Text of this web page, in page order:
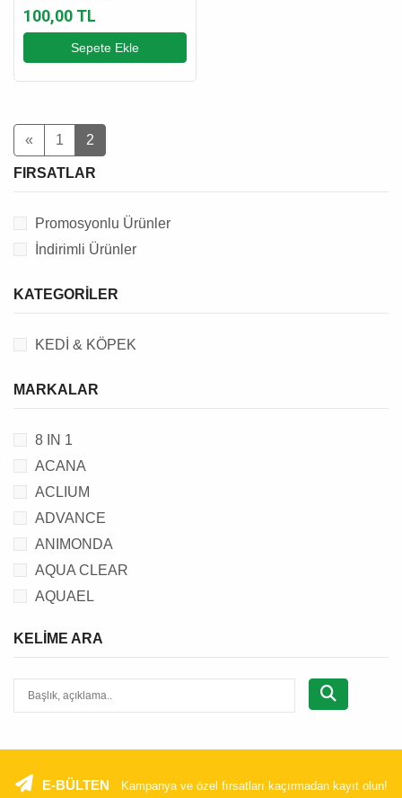
Mavi̇si̇
100,00 TL
Sepete Ekle
« 1 2
FIRSATLAR
Promosyonlu Ürünler
İndirimli Ürünler
KATEGORILER
KEDİ & KÖPEK
MARKALAR
8 IN 1
ACANA
ACLIUM
ADVANCE
ANIMONDA
AQUA CLEAR
AQUAEL
BEAPHAR
BRIT
CANSER
CAT CHOW
KELIME ARA
E-BÜLTEN Kampanya ve özel fırsatları kaçırmadan kayıt olun!